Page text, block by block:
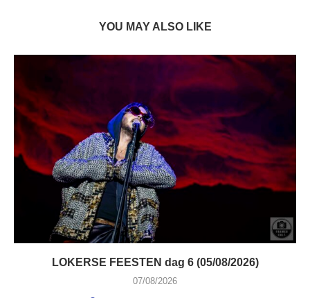
YOU MAY ALSO LIKE
LOKERSE FEESTEN dag 6 (05/08/2026)
07/08/2026